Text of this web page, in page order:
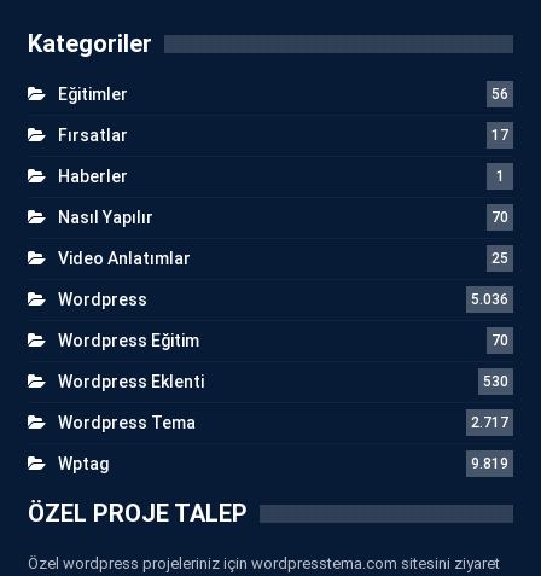
Kategoriler
Eğitimler 56
Fırsatlar 17
Haberler 1
Nasıl Yapılır 70
Video Anlatımlar 25
Wordpress 5.036
Wordpress Eğitim 70
Wordpress Eklenti 530
Wordpress Tema 2.717
Wptag 9.819
ÖZEL PROJE TALEP
Özel wordpress projeleriniz için wordpresstema.com sitesini ziyaret